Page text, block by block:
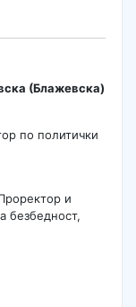
(Блажевска)
по политички
и
безбедност,